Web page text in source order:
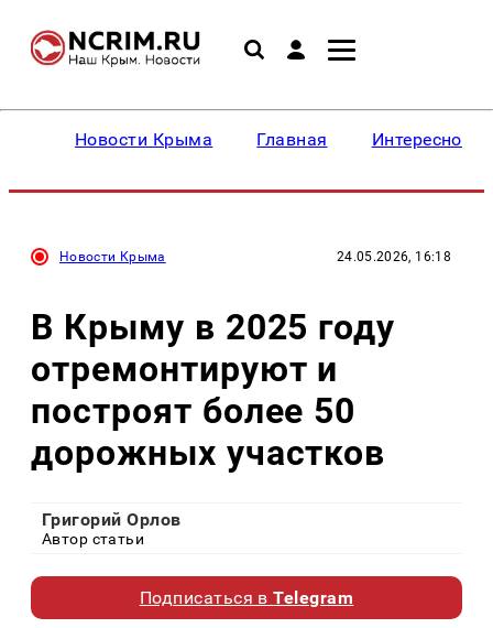
Новости Крыма Главная Интересное
Новости Крыма 24.05.2026, 16:18
В Крыму в 2025 году
отремонтируют и
построят более 50
дорожных участков
Григорий Орлов
Автор статьи
Подписаться вTelegram